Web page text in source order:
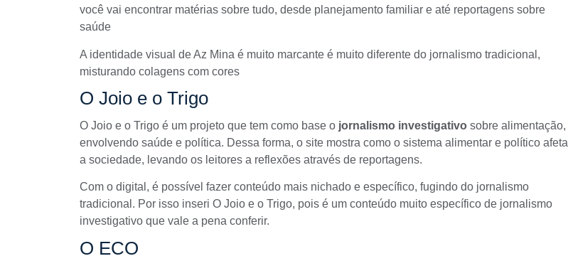
você vai encontrar matérias sobre tudo, desde planejamento familiar e até reportagens sobre
saúde
A identidade visual de Az Mina é muito marcante é muito diferente do jornalismo tradicional,
misturando colagens com cores
O Joio e o Trigo
O Joio e o Trigo é um projeto que tem como base o jornalismo investigativo sobre alimentação,
envolvendo saúde e política. Dessa forma, o site mostra como o sistema alimentar e político afeta
a sociedade, levando os leitores a reflexões através de reportagens.
Com o digital, é possível fazer conteúdo mais nichado e específico, fugindo do jornalismo
tradicional. Por isso inseri O Joio e o Trigo, pois é um conteúdo muito específico de jornalismo
investigativo que vale a pena conferir.
O ECO